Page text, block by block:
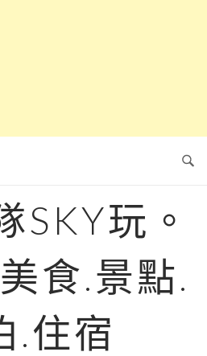
SKY玩。
食.景點.
.住宿